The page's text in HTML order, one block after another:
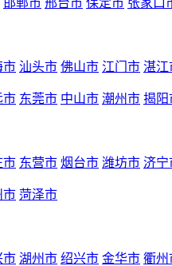
邯郸市 邢台市 保定市 张家口
市 汕头市 佛山市 江门市 湛江
市 东莞市 中山市 潮州市 揭阳
市 东营市 烟台市 潍坊市 济宁
市 菏泽市
市 湖州市 绍兴市 金华市 衢州